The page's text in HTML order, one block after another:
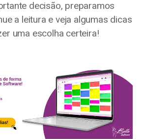
decisão, preparamos
a leitura e veja algumas dicas
uma escolha certeira!